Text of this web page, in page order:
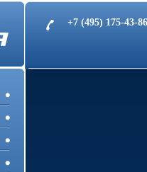
+7 (495) 175-43-